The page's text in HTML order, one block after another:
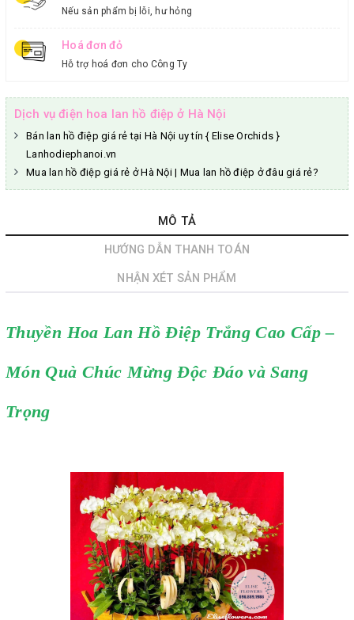
Nếu sản phẩm bị lỗi, hư hỏng
Hoá đơn đỏ
Hỗ trợ hoá đơn cho Công Ty
Dịch vụ điện hoa lan hồ điệp ở Hà Nội
Bán lan hồ điệp giá rẻ tại Hà Nội uy tín { Elise Orchids }
Lanhodiephanoi.vn
Mua lan hồ điệp giá rẻ ở Hà Nội | Mua lan hồ điệp ở đâu giá rẻ?
MÔ TẢ
HƯỚNG DẪN THANH TOÁN
NHẬN XÉT SẢN PHẨM
Thuyền Hoa Lan Hồ Điệp Trắng Cao Cấp –
Món Quà Chúc Mừng Độc Đáo và Sang
Trọng